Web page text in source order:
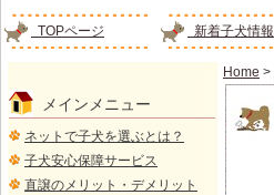
TOPページ 新着子犬情報
Home >
メインメニュー
ネットで子犬を選ぶとは？
子犬安心保障サービス
直譲のメリット・デメリット